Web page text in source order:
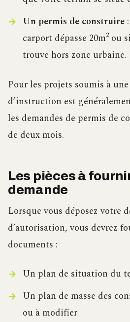
Un permis de construire:
carport dépasse 20m² ou
trouve hors zone urbaine.
Pour les projets soumis à
d’instruction est
les demandes de permis de
de deux mois.
Les pièces à
demande
Lorsque vous déposez votre
d’autorisation, vous devrez
documents :
Un plan de situation du
Un plan de masse des
ou à modifier